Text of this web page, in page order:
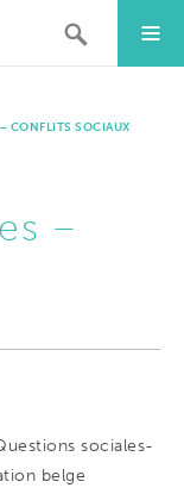
CONFLITS SOCIAUX
–
sociales-
belge